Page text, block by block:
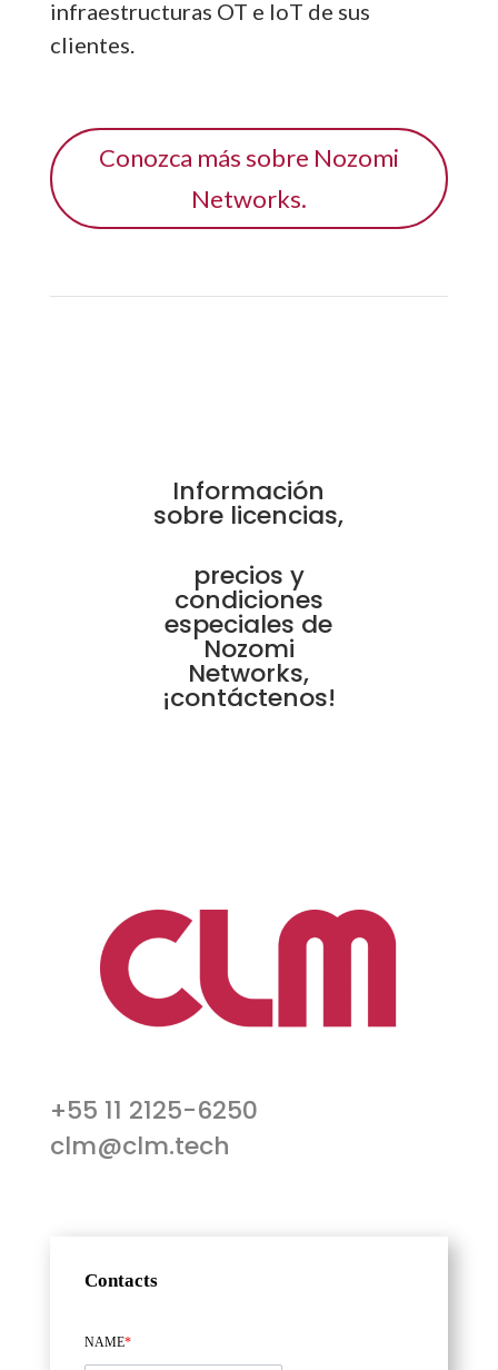
infraestructuras OT e IoT de sus
clientes.
Conozca más sobre Nozomi
Networks.
Información
sobre licencias,
precios y
condiciones
especiales de
Nozomi
Networks,
¡contáctenos!
+55 11 2125-6250
clm@clm.tech
Contacts
NAME*